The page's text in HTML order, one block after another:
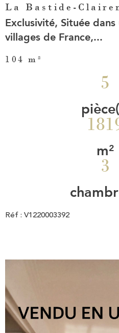
La Bastide-
Exclusivité, Située
villages de France,...
104 m²
5
m²
3
Réf : V1220003392